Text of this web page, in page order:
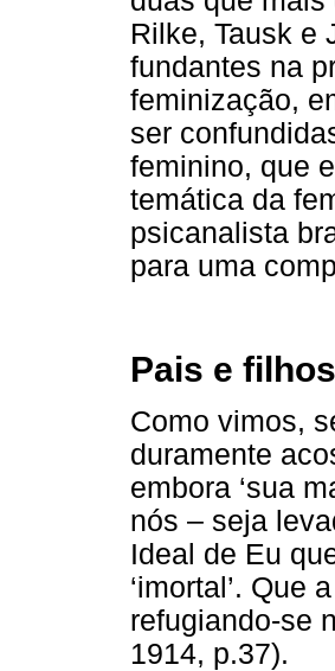
Rilke, Tausk e
fundantes na
feminização,
ser
feminino, que
temática da
psicanalista
para uma
Pais e
Como vimos,
duramente
embora ‘sua
nós – seja
Ideal de Eu
‘imortal’. Que
refugiando-se
1914, p.37).